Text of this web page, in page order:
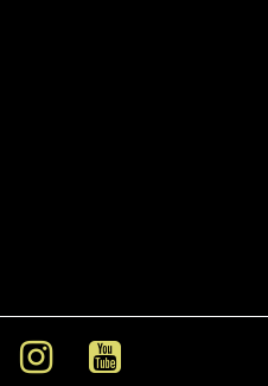
Instagram Youtube